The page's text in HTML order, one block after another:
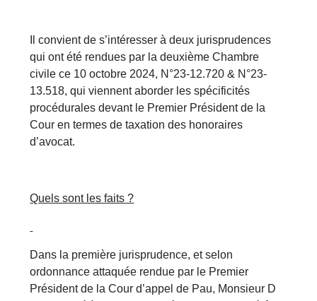
Il convient de s’intéresser à deux jurisprudences
qui ont été rendues par la deuxième Chambre
civile ce 10 octobre 2024, N°23-12.720 & N°23-
13.518, qui viennent aborder les spécificités
procédurales devant le Premier Président de la
Cour en termes de taxation des honoraires
d’avocat.
Quels sont les faits ?
Dans la première jurisprudence, et selon
ordonnance attaquée rendue par le Premier
Président de la Cour d’appel de Pau, Monsieur D